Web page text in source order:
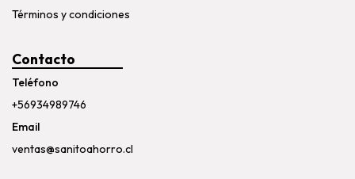
Términos y condiciones
Contacto
Teléfono
+56934989746
Email
ventas@sanitoahorro.cl